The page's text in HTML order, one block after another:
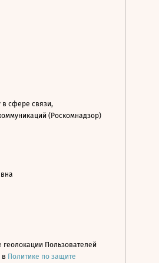
сфере связи,
(Роскомнадзор)
геолокации Пользователей
в Политике по защите